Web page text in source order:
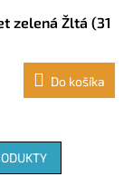
zelená Žltá (31
Do košíka